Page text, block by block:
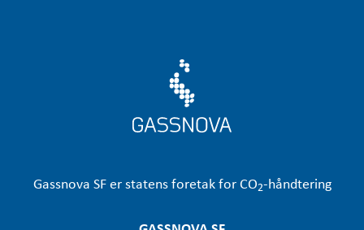
Gassnova SF er statens foretak for CO2-håndtering